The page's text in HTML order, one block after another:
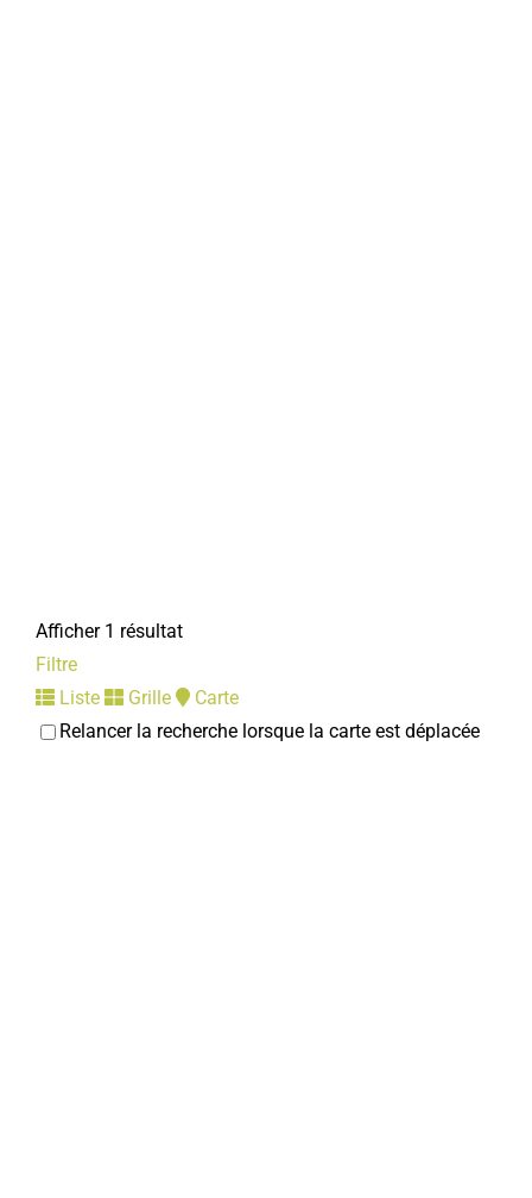
Afficher 1 résultat
Filtre
Liste
Grille
Carte
Relancer la recherche lorsque la carte est déplacée